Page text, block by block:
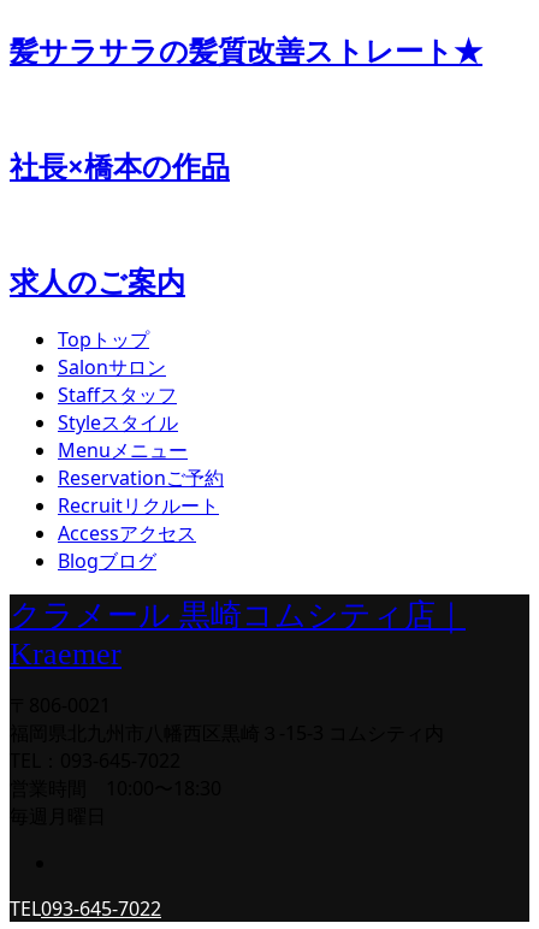
髪サラサラの髪質改善ストレート★
社長×橋本の作品
求人のご案内
Top トップ
Salonサロン
Staffスタッフ
Styleスタイル
Menuメニュー
Reservationご予約
Recruitリクルート
Accessアクセス
Blogブログ
クラメール 黒崎コムシティ店｜
Kraemer
TEL093-645-7022